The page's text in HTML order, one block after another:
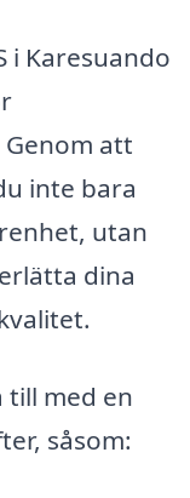
i Karesuando
att
inte bara
utan
dina
till med en
såsom: